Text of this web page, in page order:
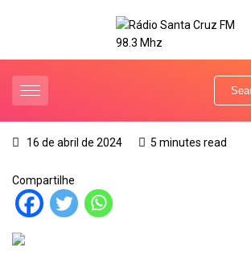
16 de abril de 2024 5 minutes read
Compartilhe